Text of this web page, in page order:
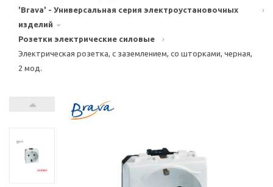
'Brava' - Универсальная серия электроустановочных
изделий
›
Розетки электрические силовые
›
Электрическая розетка, с заземлением, со шторками, черная,
2 мод.